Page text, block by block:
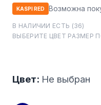
KASPI RED Возможна
В НАЛИЧИИ ЕСТЬ (36)
ВЫБЕРИТЕ ЦВЕТ РАЗМЕР
Цвет: Не выбран